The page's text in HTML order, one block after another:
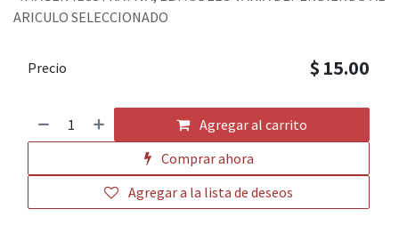
ARICULO SELECCIONADO
Agregar al carrito
Comprar ahora
Agregar a la lista de deseos
Precio $ 15.00